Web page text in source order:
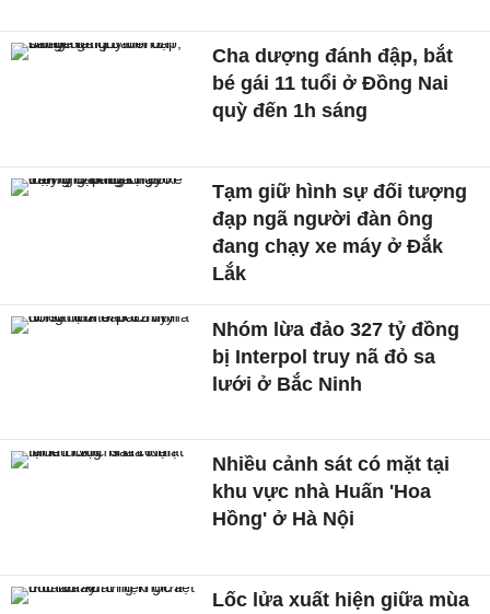
Cha dượng đánh đập, bắt
bé gái 11 tuổi ở Đồng Nai
quỳ đến 1h sáng
Tạm giữ hình sự đối tượng
đạp ngã người đàn ông
đang chạy xe máy ở Đắk
Lắk
Nhóm lừa đảo 327 tỷ đồng
bị Interpol truy nã đỏ sa
lưới ở Bắc Ninh
Nhiều cảnh sát có mặt tại
khu vực nhà Huấn 'Hoa
Hồng' ở Hà Nội
Lốc lửa xuất hiện giữa mùa